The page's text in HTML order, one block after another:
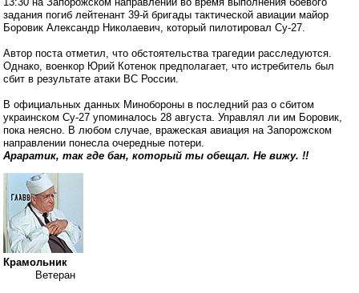
задания погиб лейтенант 39-й бригады тактической авиации майор
Боровик Александр Николаевич, который пилотировал Су-27.
Автор поста отметил, что обстоятельства трагедии расследуются.
Однако, военкор Юрий Котенок предполагает, что истребитель был
сбит в результате атаки ВС России.
В официальных данных Минобороны в последний раз о сбитом
украинском Су-27 упоминалось 28 августа. Управлял ли им Боровик,
пока неясно. В любом случае, вражеская авиация на Запорожском
направлении понесла очередные потери.
Араратик, так где бан, который ты обещал. Не вижу. !!
Крамольник
Ветеран